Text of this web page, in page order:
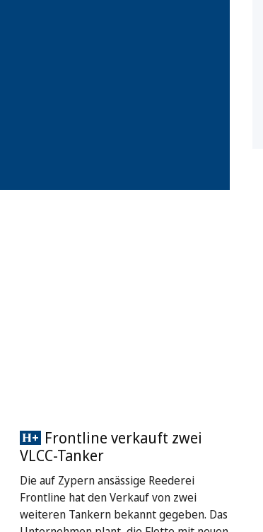
Frontline verkauft zwei
VLCC-Tanker
Die auf Zypern ansässige Reederei
Frontline hat den Verkauf von zwei
weiteren Tankern bekannt gegeben. Das